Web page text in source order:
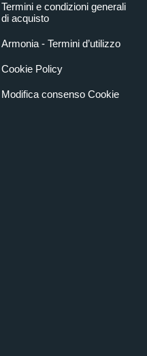
Termini e condizioni generali
di acquisto
Armonia - Termini d’utilizzo
Cookie Policy
Modifica consenso Cookie